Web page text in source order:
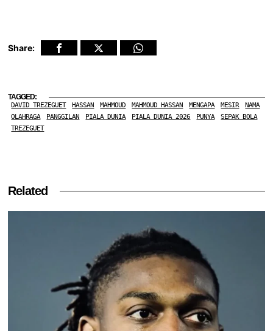
Share:
TAGGED:
DAVID TREZEGUET HASSAN MAHMOUD MAHMOUD HASSAN MENGAPA MESIR
NAMA
OLAHRAGA
PANGGILAN PIALA DUNIA PIALA DUNIA 2026 PUNYA
SEPAK BOLA
TREZEGUET
Related